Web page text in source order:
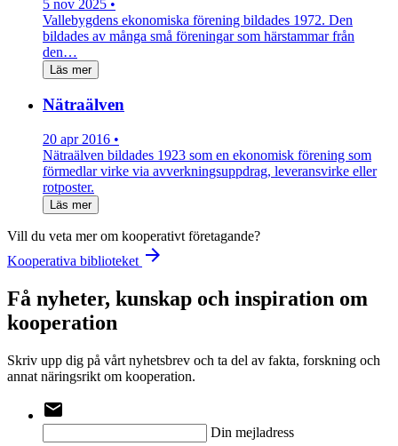
5 nov 2025 •
Vallebygdens ekonomiska förening bildades 1972. Den
bildades av många små föreningar som härstammar från
den…
Läs mer
Nätraälven
20 apr 2016 •
Nätraälven bildades 1923 som en ekonomisk förening som
förmedlar virke via avverkningsuppdrag, leveransvirke eller
rotposter.
Läs mer
Vill du veta mer om kooperativt företagande?
Kooperativa biblioteket arrow_forward
Få nyheter, kunskap och inspiration om
kooperation
Skriv upp dig på vårt nyhetsbrev och ta del av fakta, forskning och
annat näringsrikt om kooperation.
email
Din mejladress